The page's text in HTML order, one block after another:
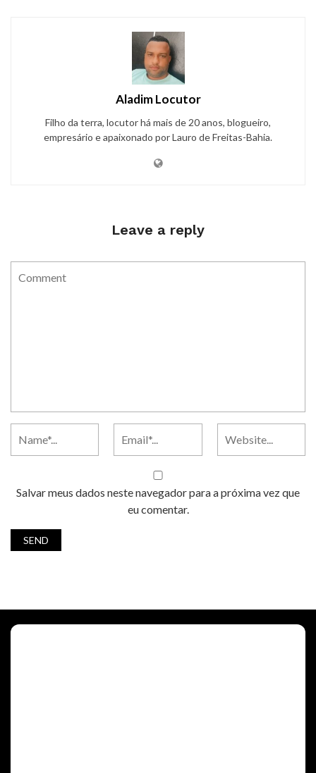
Aladim Locutor
Filho da terra, locutor há mais de 20 anos, blogueiro,
empresário e apaixonado por Lauro de Freitas-Bahia.
Leave a reply
Salvar meus dados neste navegador para a próxima vez que
eu comentar.